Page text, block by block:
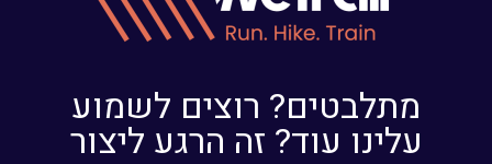
מתלבטים? רוצים לשמוע
עלינו עוד? זה הרגע ליצור